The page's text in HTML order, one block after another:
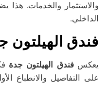
والاستثمار والخدمات. هذا
الداخلي.
فندق الهيلتون
يعكسفندق الهيلتون جدة
على التفاصيل والانطباع